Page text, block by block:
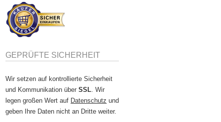
GEPRÜFTE SICHERHEIT
Wir setzen auf kontrollierte Sicherheit
und Kommunikation überSSL. Wir
legen großen Wert auf Datenschutz und
geben Ihre Daten nicht an Dritte weiter.